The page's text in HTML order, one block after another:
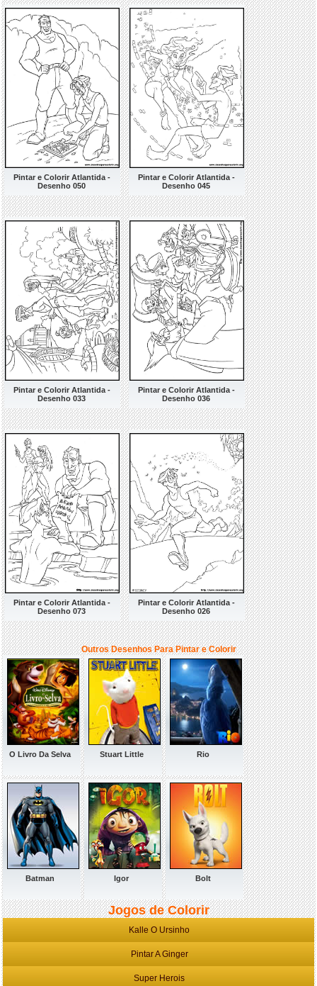
Pintar e Colorir Atlantida -
Desenho 050
Pintar e Colorir Atlantida -
Desenho 045
Pintar e Colorir Atlantida -
Desenho 033
Pintar e Colorir Atlantida -
Desenho 036
Pintar e Colorir Atlantida -
Desenho 073
Pintar e Colorir Atlantida -
Desenho 026
Outros Desenhos Para Pintar e Colorir
O Livro Da Selva Stuart Little Rio
Batman Igor Bolt
Jogos de Colorir
Kalle O Ursinho
Pintar A Ginger
Super Herois